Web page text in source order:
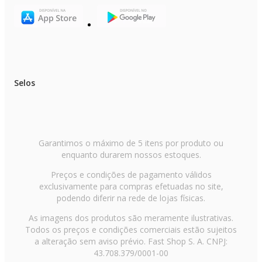
Selos
Garantimos o máximo de 5 itens por produto ou
enquanto durarem nossos estoques.
Preços e condições de pagamento válidos
exclusivamente para compras efetuadas no site,
podendo diferir na rede de lojas físicas.
As imagens dos produtos são meramente ilustrativas.
Todos os preços e condições comerciais estão sujeitos
a alteração sem aviso prévio. Fast Shop S. A. CNPJ:
43.708.379/0001-00